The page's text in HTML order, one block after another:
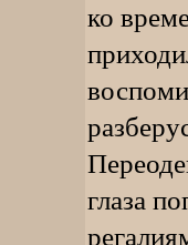
ко
глаза